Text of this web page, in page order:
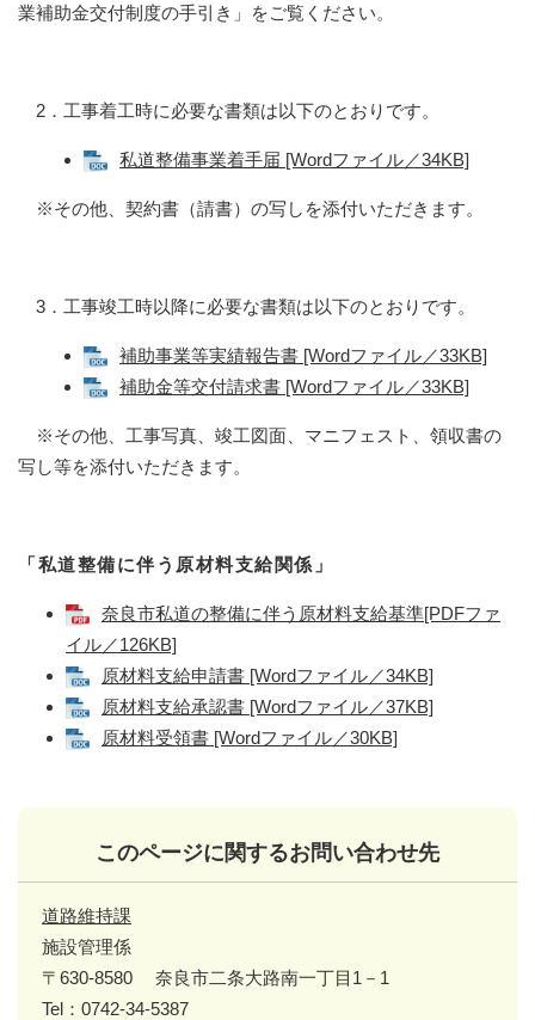
業補助金交付制度の手引き」をご覧ください。
2．工事着工時に必要な書類は以下のとおりです。
私道整備事業着手届 [Wordファイル／34KB]
※その他、契約書（請書）の写しを添付いただきます。
3．工事竣工時以降に必要な書類は以下のとおりです。
補助事業等実績報告書 [Wordファイル／33KB]
補助金等交付請求書 [Wordファイル／33KB]
※その他、工事写真、竣工図面、マニフェスト、領収書の
写し等を添付いただきます。
「私道整備に伴う原材料支給関係」
奈良市私道の整備に伴う原材料支給基準[PDFファ
イル／126KB]
原材料支給申請書 [Wordファイル／34KB]
原材料支給承認書 [Wordファイル／37KB]
原材料受領書 [Wordファイル／30KB]
このページに関するお問い合わせ先
道路維持課
施設管理係
〒630-8580
奈良市二条大路南一丁目1－1
Tel：0742-34-5387